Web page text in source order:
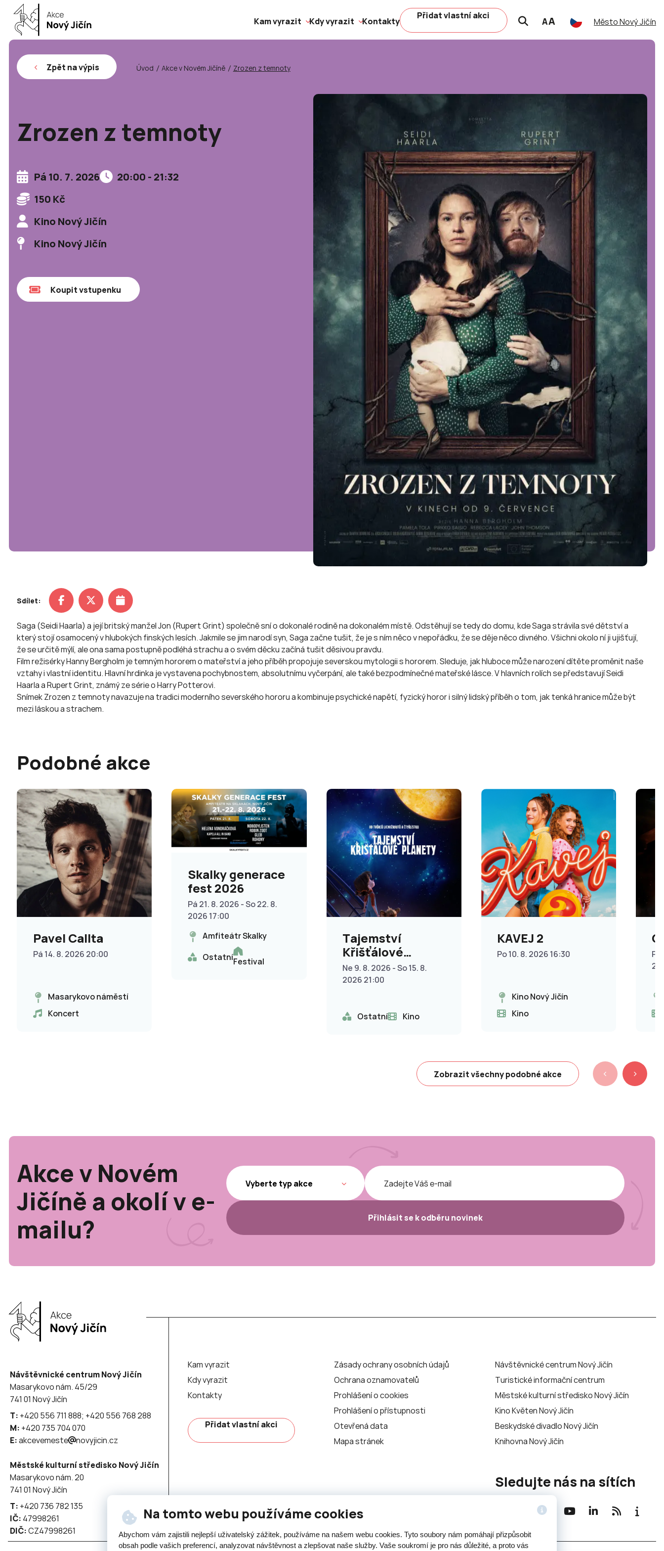
Na tomto webu používáme cookies
Abychom vám zajistili nejlepší uživatelský zážitek, používáme na našem webu cookies. Tyto soubory nám pomáhají přizpůsobit
obsah podle vašich preferencí, analyzovat návštěvnost a zlepšovat naše služby. Vaše soukromí je pro nás důležité, a proto vás
Kam vyrazit Kdy vyrazit Kontakty
Přidat vlastní akci
AA Město Nový Jičín
Zpět na výpis Úvod Akce v Novém Jičíně Zrozen z temnoty
Zrozen z temnoty
Pá 10. 7. 2026
20:00 - 21:32
150 Kč
Kino Nový Jičín
Kino Nový Jičín
Koupit vstupenku
Sdílet:
Saga (Seidi Haarla) a její britský manžel Jon (Rupert Grint) společně sní o dokonalé rodině na dokonalém místě. Odstěhují se tedy do domu, kde Saga strávila své dětství a
který stojí osamocený v hlubokých finských lesích. Jakmile se jim narodí syn, Saga začne tušit, že je s ním něco v nepořádku, že se děje něco divného. Všichni okolo ní ji ujišťují,
že se určitě mýlí, ale ona sama postupně podléhá strachu a o svém děcku začíná tušit děsivou pravdu.
Film režisérky Hanny Bergholm je temným hororem o mateřství a jeho příběh propojuje severskou mytologii s hororem. Sleduje, jak hluboce může narození dítěte proměnit naše
vztahy i vlastní identitu. Hlavní hrdinka je vystavena pochybnostem, absolutnímu vyčerpání, ale také bezpodmínečné mateřské lásce. V hlavních rolích se představují Seidi
Haarla a Rupert Grint, známý ze série o Harry Potterovi.
Snímek Zrozen z temnoty navazuje na tradici moderního severského hororu a kombinuje psychické napětí, fyzický horor i silný lidský příběh o tom, jak tenká hranice může být
mezi láskou a strachem.
Podobné akce
Pavel Callta
Pá 14. 8. 2026 20:00
Masarykovo náměstí
Koncert
Skalky generace
fest 2026
Pá 21. 8. 2026 - So 22. 8.
2026 17:00
Amfiteátr Skalky
OstatníFestival
Tajemství
Křišťálové
planety
Ne 9. 8. 2026 - So 15. 8.
2026 21:00
Ostatní Kino
KAVEJ 2
Po 10. 8. 2026 16:30
Kino Nový Jičín
Kino
Po
Zobrazit všechny podobné akce
Akce v Novém
Jičíně a okolí v e-
mailu?
Přihlásit se k odběru novinek
Návštěvnické centrum Nový Jičín
Masarykovo nám. 45/29
741 01 Nový Jičín
T: +420 556 711 888; +420 556 768 288
M: +420 735 704 070
E:akcevemeste novyjicin.cz
Městské kulturní středisko Nový Jičín
Masarykovo nám. 20
741 01 Nový Jičín
T: +420 736 782 135
IČ: 47998261
DIČ:CZ47998261
Kam vyrazit
Kdy vyrazit
Kontakty
Přidat vlastní akci
Zásady ochrany osobních údajů
Ochrana oznamovatelů
Prohlášení o cookies
Prohlášení o přístupnosti
Otevřená data
Mapa stránek
Návštěvnické centrum Nový Jičín
Turistické informační centrum
Městské kulturní středisko Nový Jičín
Kino Květen Nový Jičín
Beskydské divadlo Nový Jičín
Knihovna Nový Jičín
Sledujte nás na sítích